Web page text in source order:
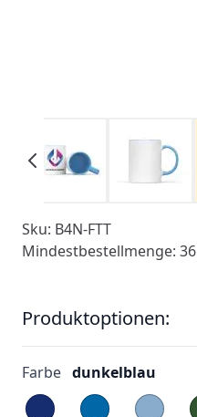
Sku: B4N-FTT
Mindestbestellmenge: 36
Produktoptionen:
Farbe dunkelblau